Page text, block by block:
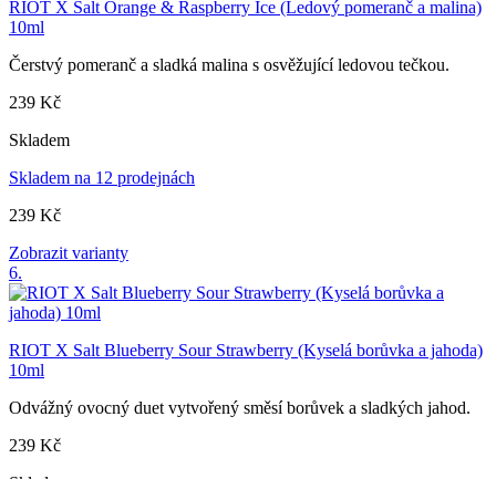
RIOT X Salt Orange & Raspberry Ice (Ledový pomeranč a malina)
10ml
Čerstvý pomeranč a sladká malina s osvěžující ledovou tečkou.
239 Kč
Skladem
Skladem na 12 prodejnách
239 Kč
Zobrazit varianty
6.
RIOT X Salt Blueberry Sour Strawberry (Kyselá borůvka a jahoda)
10ml
Odvážný ovocný duet vytvořený směsí borůvek a sladkých jahod.
239 Kč